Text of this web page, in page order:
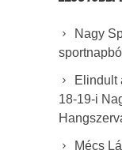
Nagy
Elindult
18-19-i
Mécs